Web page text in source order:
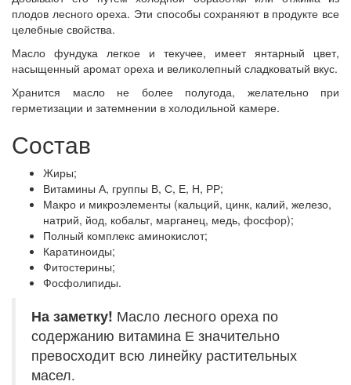
плодов лесного ореха. Эти способы сохраняют в продукте все
целебные свойства.
Масло фундука легкое и текучее, имеет янтарный цвет,
насыщенный аромат ореха и великолепный сладковатый вкус.
Хранится масло не более полугода, желательно при
герметизации и затемнении в холодильной камере.
Состав
Жиры;
Витамины А, группы В, С, Е, Н, РР;
Макро и микроэлементы (кальций, цинк, калий, железо,
натрий, йод, кобальт, марганец, медь, фосфор);
Полный комплекс аминокислот;
Каратиноиды;
Фитостерины;
Фосфолипиды.
На заметку! Масло лесного ореха по
содержанию витамина Е значительно
превосходит всю линейку растительных
масел.